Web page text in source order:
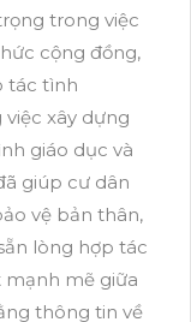
trong việc
cộng đồng,
tác tình
xây dựng
giáo dục và
giúp cư dân
vệ bản thân,
lòng hợp tác
mẽ giữa
thông tin về